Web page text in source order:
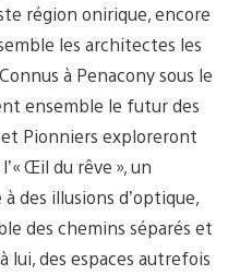
région onirique, encore
les architectes les
à Penacony sous le
ensemble le futur des
et Pionniers exploreront
Œil du rêve », un
des illusions d’optique,
des chemins séparés et
lui, des espaces autrefois